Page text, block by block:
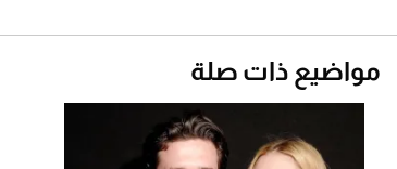
مواضيع ذات صلة